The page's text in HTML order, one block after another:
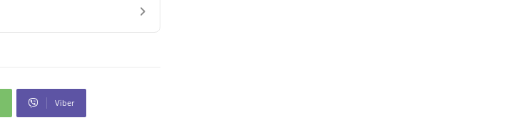
›
Viber